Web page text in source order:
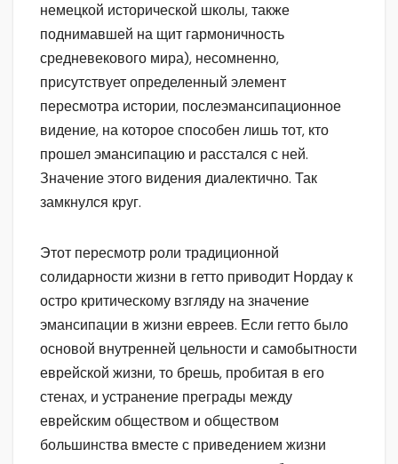
немецкой исторической школы, также
поднимавшей на щит гармоничность
средневекового мира), несомненно,
присутствует определенный элемент
пересмотра истории, послеэмансипационное
видение, на которое способен лишь тот, кто
прошел эмансипацию и расстался с ней.
Значение этого видения диалектично. Так
замкнулся круг.
Этот пересмотр роли традиционной
солидарности жизни в гетто приводит Нордау к
остро критическому взгляду на значение
эмансипации в жизни евреев. Если гетто было
основой внутренней цельности и самобытности
еврейской жизни, то брешь, пробитая в его
стенах, и устранение преграды между
еврейским обществом и обществом
большинства вместе с приведением жизни